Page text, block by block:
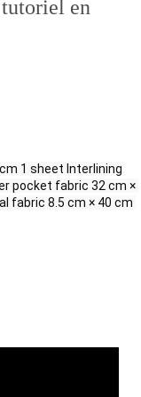
en
1 sheet Interlining
pocket fabric 32 cm ×
fabric 8.5 cm × 40 cm